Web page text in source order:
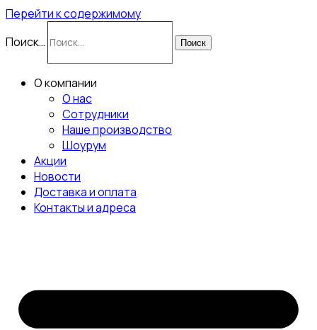
Перейти к содержимому
Поиск…
Поиск
О компании
О нас
Сотрудники
Наше производство
Шоурум
Акции
Новости
Доставка и оплата
Контакты и адреса